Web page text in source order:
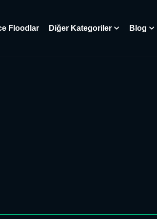
Floodlar Diğer Kategoriler Blog